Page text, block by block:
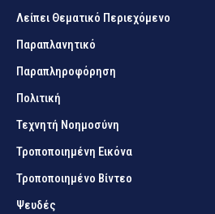
Λείπει Θεματικό Περιεχόμενο
Παραπλανητικό
Παραπληροφόρηση
Πολιτική
Τεχνητή Νοημοσύνη
Τροποποιημένη Εικόνα
Τροποποιημένο Βίντεο
Ψευδές